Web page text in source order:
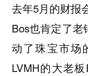
去年5月的财报
Bos也肯定了老
动了珠宝市场
LVMH的大老